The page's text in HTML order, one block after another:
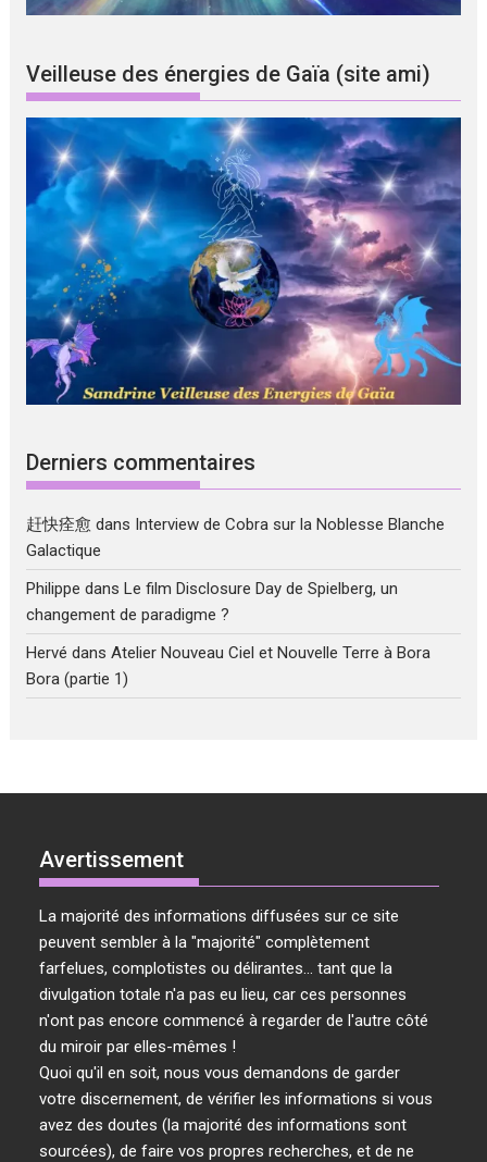
Veilleuse des énergies de Gaïa (site ami)
Derniers commentaires
赶快痊愈 dans Interview de Cobra sur la Noblesse Blanche
Galactique
Philippe dansLe film Disclosure Day de Spielberg, un
changement de paradigme ?
Hervé dansAtelier Nouveau Ciel et Nouvelle Terre à Bora
Bora (partie 1)
Avertissement
La majorité des informations diffusées sur ce site
peuvent sembler à la "majorité" complètement
farfelues, complotistes ou délirantes... tant que la
divulgation totale n'a pas eu lieu, car ces personnes
n'ont pas encore commencé à regarder de l'autre côté
du miroir par elles-mêmes !
Quoi qu'il en soit, nous vous demandons de garder
votre discernement, de vérifier les informations si vous
avez des doutes (la majorité des informations sont
sourcées), de faire vos propres recherches, et de ne